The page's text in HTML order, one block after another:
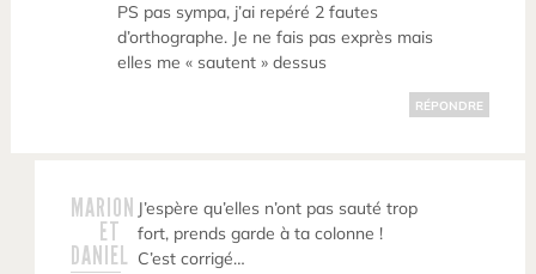
PS pas sympa, j’ai repéré 2 fautes
d’orthographe. Je ne fais pas exprès mais
elles me « sautent » dessus
RÉPONDRE
MARION
ET
DANIEL
J’espère qu’elles n’ont pas sauté trop
fort, prends garde à ta colonne !
C’est corrigé…